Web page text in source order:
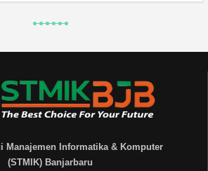
Manajemen Informatika & Komputer
(STMIK) Banjarbaru